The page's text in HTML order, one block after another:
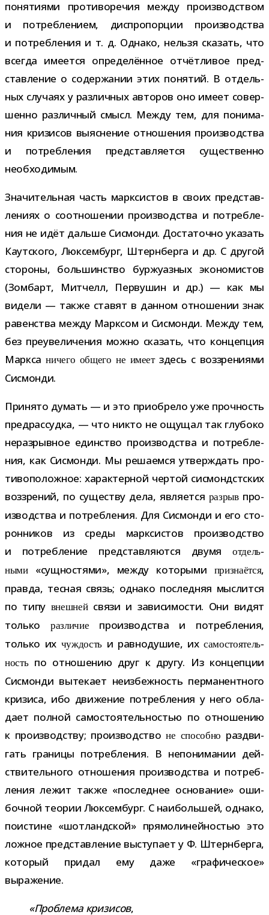
поня­ти­ями про­ти­во­ре­чия между про­из­вод­ством
и потреб­ле­нием, дис­про­пор­ции про­из­вод­ства
и потреб­ле­ния и т. д. Однако, нельзя ска­зать, что
все­гда име­ется опре­де­лён­ное отчёт­ли­вое пред­
став­ле­ние о содер­жа­нии этих поня­тий. В отдель­
ных слу­чаях у раз­лич­ных авто­ров оно имеет совер­
шенно раз­лич­ный смысл. Между тем, для пони­ма­
ния кри­зи­сов выяс­не­ние отно­ше­ния про­из­вод­ства
и потреб­ле­ния пред­став­ля­ется суще­ственно
необходимым.
Значительная часть марк­си­стов в своих пред­став­
ле­ниях о соот­но­ше­нии про­из­вод­ства и потреб­ле­
ния не идёт дальше Сисмонди. Достаточно ука­зать
Каутского, Люксембург, Штернберга и др. С дру­гой
сто­роны, боль­шин­ство бур­жу­аз­ных эко­но­ми­стов
(Зомбарт, Митчелл, Первушин и др.) — как мы
видели — также ста­вят в дан­ном отно­ше­нии знак
равен­ства между Марксом и Сисмонди. Между тем,
без пре­уве­ли­че­ния можно ска­зать, что кон­цеп­ция
Марксаничего общего не имеетздесь с воз­зре­ни­ями
Сисмонди.
Принято думать — и это при­об­рело уже проч­ность
пред­рас­судка, — что никто не ощу­щал так глу­боко
нераз­рыв­ное един­ство про­из­вод­ства и потреб­ле­
ния, как Сисмонди. Мы реша­емся утвер­ждать про­
ти­во­по­лож­ное: харак­тер­ной чер­той сис­мондст­ских
воз­зре­ний, по суще­ству дела, явля­ется раз­рывпро­
из­вод­ства и потреб­ле­ния. Для Сисмонди и его сто­
рон­ни­ков из среды марк­си­стов про­из­вод­ство
и потреб­ле­ние пред­став­ля­ются двумяотдель­
ными«сущ­но­стями», между кото­рыми при­зна­ётся,
правда, тес­ная связь; однако послед­няя мыс­лится
по типу внеш­нейсвязи и зави­си­мо­сти. Они видят
толькораз­ли­чие
про­из­вод­ства и потреб­ле­ния,
только их чуж­достьи рав­но­ду­шие, ихсамо­сто­я­тель­
ностьпо отно­ше­нию друг к другу. Из кон­цеп­ции
Сисмонди выте­кает неиз­беж­ность пер­ма­нент­ного
кри­зиса, ибо дви­же­ние потреб­ле­ния у него обла­
дает пол­ной само­сто­я­тель­но­стью по отно­ше­нию
к про­из­вод­ству; про­из­вод­ствоне спо­собно раз­дви­
гать гра­ницы потреб­ле­ния. В непо­ни­ма­нии дей­
стви­тель­ного отно­ше­ния про­из­вод­ства и потреб­
ле­ния лежит также «послед­нее осно­ва­ние» оши­
боч­ной тео­рии Люксембург. С наи­боль­шей, однако,
поис­тине «шот­ланд­ской» пря­мо­ли­ней­но­стью это
лож­ное пред­став­ле­ние высту­пает у Ф. Штернберга,
кото­рый при­дал ему даже «гра­фи­че­ское»
выражение.
«Проблема кри­зи­сов,